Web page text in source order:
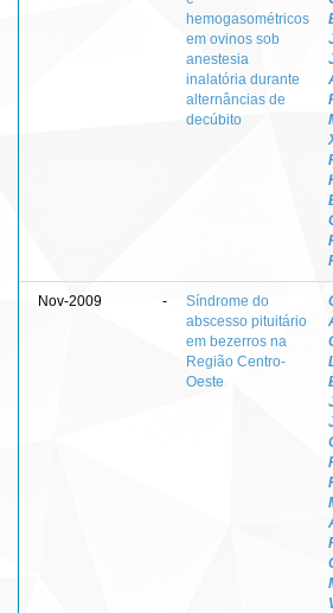
hemogasométricos
em ovinos sob
anestesia
inalatória durante
alternâncias de
decúbito
Nov-2009 -
Síndrome do
abscesso pituitário
em bezerros na
Região Centro-
Oeste